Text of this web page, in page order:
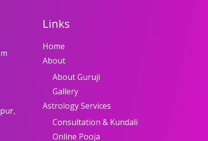
Links
Home
About
About Guruji
Gallery
Astrology Services
Consultation & Kundali
Online Pooja